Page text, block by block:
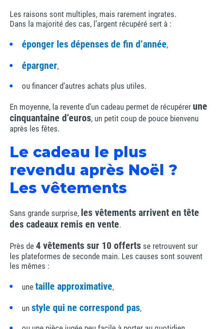
Les raisons sont multiples, mais rarement ingrates.
Dans la majorité des cas, l’argent récupéré sert à :
éponger les dépenses de fin d’année,
épargner,
ou financer d’autres achats plus utiles.
En moyenne, la revente d’un cadeau permet de récupérer une
cinquantaine d’euros, un petit coup de pouce bienvenu
après les fêtes.
Le cadeau le plus
revendu après Noël ?
Les vêtements
Sans grande surprise, les vêtements arrivent en tête
des cadeaux remis en vente.
Près de 4 vêtements sur 10 offerts se retrouvent sur
les plateformes de seconde main. Les causes sont souvent
les mêmes :
une taille approximative,
un style qui ne correspond pas,